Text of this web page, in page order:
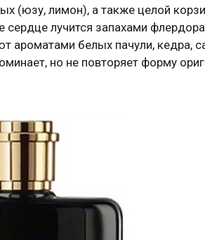
(юзу, лимон), а также целой
лучится запахами
белых пачули, кедра,
но не повторяет форму